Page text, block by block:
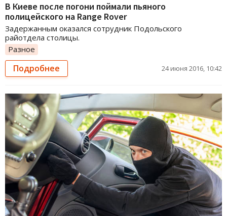
В Киеве после погони поймали пьяного
полицейского на Range Rover
Задержанным оказался сотрудник Подольского
райотдела столицы.
Разное
Подробнее 24 июня 2016, 10:42